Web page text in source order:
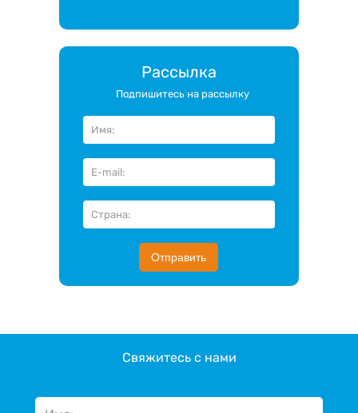
Рассылка
Подпишитесь на рассылку
Отправить
Свяжитесь с нами